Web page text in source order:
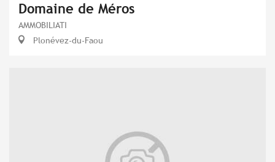
Domaine de Méros
AMMOBILIATI
Plonévez-du-Faou